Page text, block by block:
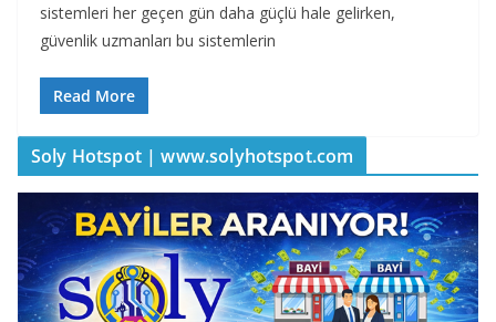
sistemleri her geçen gün daha güçlü hale gelirken,
güvenlik uzmanları bu sistemlerin
Read More
Soly Hotspot | www.solyhotspot.com